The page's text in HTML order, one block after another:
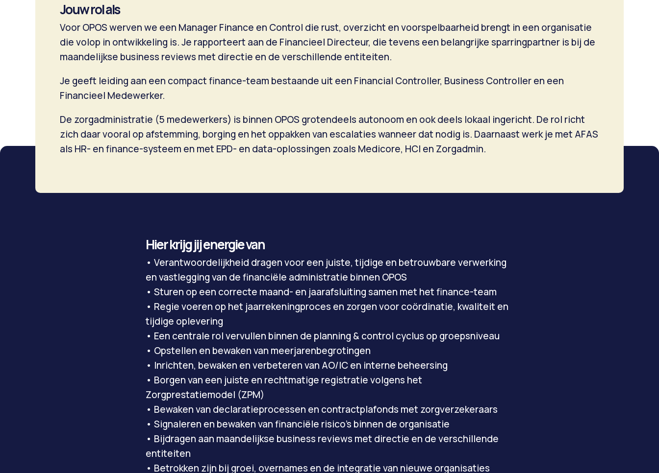
Jouw rol als
Voor OPOS werven we een Manager Finance en Control die rust, overzicht en voorspelbaarheid brengt in een organisatie
die volop in ontwikkeling is. Je rapporteert aan de Financieel Directeur, die tevens een belangrijke sparringpartner is bij de
maandelijkse business reviews met directie en de verschillende entiteiten.
Je geeft leiding aan een compact finance-team bestaande uit een Financial Controller, Business Controller en een
Financieel Medewerker.
De zorgadministratie (5 medewerkers) is binnen OPOS grotendeels autonoom en ook deels lokaal ingericht. De rol richt
zich daar vooral op afstemming, borging en het oppakken van escalaties wanneer dat nodig is. Daarnaast werk je met AFAS
als HR- en finance-systeem en met EPD- en data-oplossingen zoals Medicore, HCI en Zorgadmin.
Hier krijg jij energie van
• Verantwoordelijkheid dragen voor een juiste, tijdige en betrouwbare verwerking
en vastlegging van de financiële administratie binnen OPOS
• Sturen op een correcte maand- en jaarafsluiting samen met het finance-team
• Regie voeren op het jaarrekeningproces en zorgen voor coördinatie, kwaliteit en
tijdige oplevering
• Een centrale rol vervullen binnen de planning & control cyclus op groepsniveau
• Opstellen en bewaken van meerjarenbegrotingen
• Inrichten, bewaken en verbeteren van AO/IC en interne beheersing
• Borgen van een juiste en rechtmatige registratie volgens het
Zorgprestatiemodel (ZPM)
• Bewaken van declaratieprocessen en contractplafonds met zorgverzekeraars
• Signaleren en bewaken van financiële risico’s binnen de organisatie
• Bijdragen aan maandelijkse business reviews met directie en de verschillende
entiteiten
• Betrokken zijn bij groei, overnames en de integratie van nieuwe organisaties